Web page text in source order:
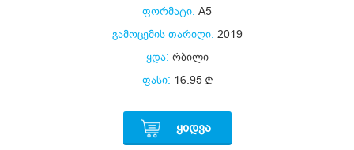
ფორმატი: A5
გამოცემის თარიღი: 2019
ყდა: რბილი
ფასი: 16.95
ᲧᲘᲓᲕᲐ